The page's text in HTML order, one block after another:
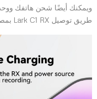
طريق توصيل Lark C1 RX بمصدر طاقة.